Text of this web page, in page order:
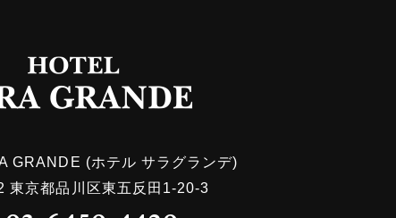
GRANDE (ホテル サラグランデ)
東京都品川区東五反田1-20-3